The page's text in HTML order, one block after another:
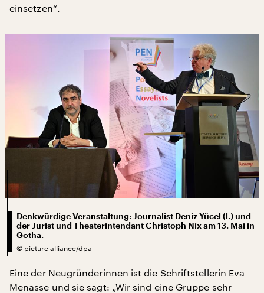
einsetzen“.
Denkwürdige Veranstaltung: Journalist Deniz Yücel (l.) und
der Jurist und Theaterintendant Christoph Nix am 13. Mai in
Gotha.
© picture alliance/dpa
Eine der Neugründerinnen ist die Schriftstellerin Eva
Menasse und sie sagt: „Wir sind eine Gruppe sehr